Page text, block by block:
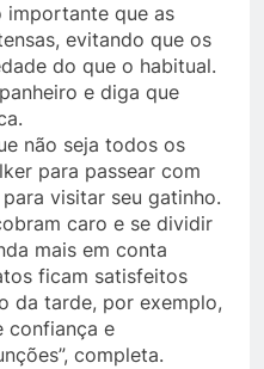
importante que as
evitando que os
do que o habitual.
e diga que
não seja todos os
para passear com
visitar seu gatinho.
caro e se dividir
mais em conta
ficam satisfeitos
da tarde, por exemplo,
confiança e
completa.​​